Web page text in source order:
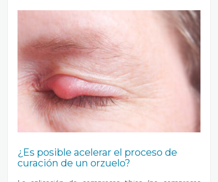
¿Es posible acelerar el proceso de
curación de un orzuelo?